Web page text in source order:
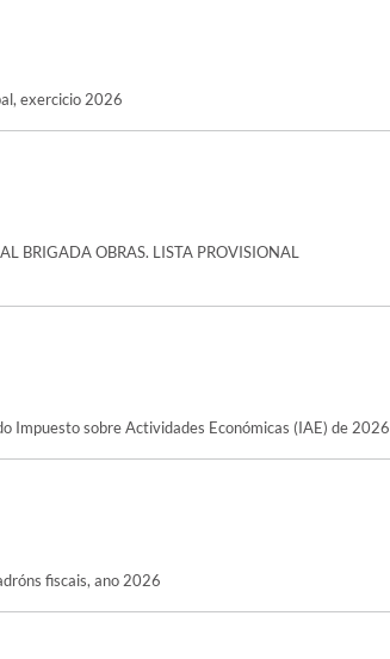
exercicio 2026
BRIGADA OBRAS. LISTA PROVISIONAL
Impuesto sobre Actividades Económicas (IAE) de
fiscais, ano 2026